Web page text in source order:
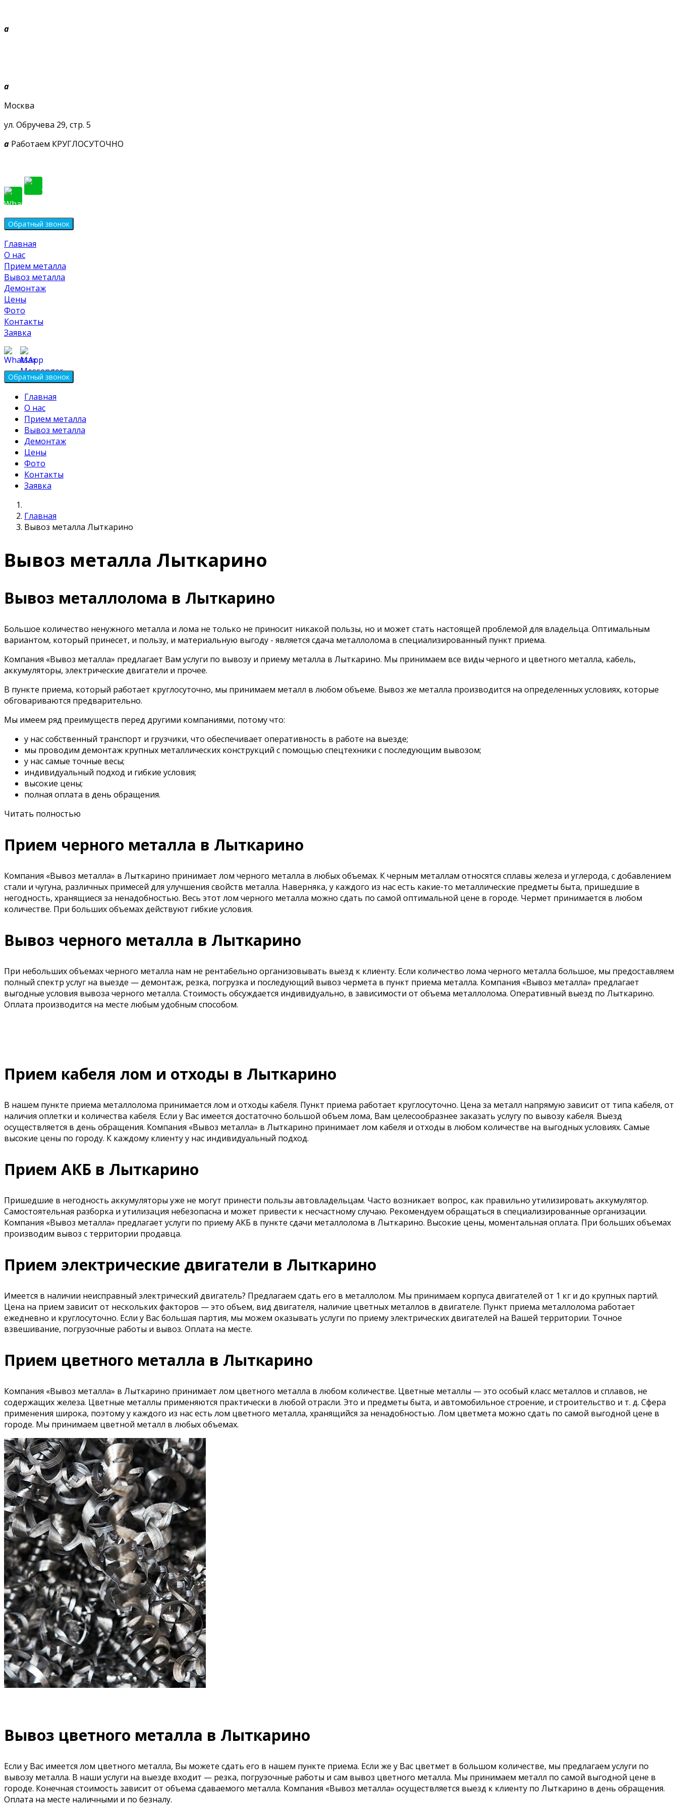
a
a
Москва
ул. Обручева 29, стр. 5
a Работаем КРУГЛОСУТОЧНО
Главная
О нас
Прием металла
Вывоз металла
Демонтаж
Цены
Фото
Контакты
Заявка
Главная
О нас
Прием металла
Вывоз металла
Демонтаж
Цены
Фото
Контакты
Заявка
Главная
Вывоз металла Лыткарино
Вывоз металла Лыткарино
Вывоз металлолома в Лыткарино
Большое количество ненужного металла и лома не только не приносит никакой пользы, но и может стать настоящей проблемой для владельца. Оптимальным
вариантом, который принесет, и пользу, и материальную выгоду - является сдача металлолома в специализированный пункт приема.
Компания «Вывоз металла» предлагает Вам услуги по вывозу и приему металла в Лыткарино. Мы принимаем все виды черного и цветного металла, кабель,
аккумуляторы, электрические двигатели и прочее.
В пункте приема, который работает круглосуточно, мы принимаем металл в любом объеме. Вывоз же металла производится на определенных условиях, которые
обговариваются предварительно.
Мы имеем ряд преимуществ перед другими компаниями, потому что:
у нас собственный транспорт и грузчики, что обеспечивает оперативность в работе на выезде;
мы проводим демонтаж крупных металлических конструкций с помощью спецтехники с последующим вывозом;
у нас самые точные весы;
индивидуальный подход и гибкие условия;
высокие цены;
полная оплата в день обращения.
Читать полностью
Прием черного металла в Лыткарино
Компания «Вывоз металла» в Лыткарино принимает лом черного металла в любых объемах. К черным металлам относятся сплавы железа и углерода, с добавлением
стали и чугуна, различных примесей для улучшения свойств металла. Наверняка, у каждого из нас есть какие-то металлические предметы быта, пришедшие в
негодность, хранящиеся за ненадобностью. Весь этот лом черного металла можно сдать по самой оптимальной цене в городе. Чермет принимается в любом
количестве. При больших объемах действуют гибкие условия.
Вывоз черного металла в Лыткарино
При небольших объемах черного металла нам не рентабельно организовывать выезд к клиенту. Если количество лома черного металла большое, мы предоставляем
полный спектр услуг на выезде — демонтаж, резка, погрузка и последующий вывоз чермета в пункт приема металла. Компания «Вывоз металла» предлагает
выгодные условия вывоза черного металла. Стоимость обсуждается индивидуально, в зависимости от объема металлолома. Оперативный выезд по Лыткарино.
Оплата производится на месте любым удобным способом.
Прием кабеля лом и отходы в Лыткарино
В нашем пункте приема металлолома принимается лом и отходы кабеля. Пункт приема работает круглосуточно. Цена за металл напрямую зависит от типа кабеля, от
наличия оплетки и количества кабеля. Если у Вас имеется достаточно большой объем лома, Вам целесообразнее заказать услугу по вывозу кабеля. Выезд
осуществляется в день обращения. Компания «Вывоз металла» в Лыткарино принимает лом кабеля и отходы в любом количестве на выгодных условиях. Самые
высокие цены по городу. К каждому клиенту у нас индивидуальный подход.
Прием АКБ в Лыткарино
Пришедшие в негодность аккумуляторы уже не могут принести пользы автовладельцам. Часто возникает вопрос, как правильно утилизировать аккумулятор.
Самостоятельная разборка и утилизация небезопасна и может привести к несчастному случаю. Рекомендуем обращаться в специализированные организации.
Компания «Вывоз металла» предлагает услуги по приему АКБ в пункте сдачи металлолома в Лыткарино. Высокие цены, моментальная оплата. При больших объемах
производим вывоз с территории продавца.
Прием электрические двигатели в Лыткарино
Имеется в наличии неисправный электрический двигатель? Предлагаем сдать его в металлолом. Мы принимаем корпуса двигателей от 1 кг и до крупных партий.
Цена на прием зависит от нескольких факторов — это объем, вид двигателя, наличие цветных металлов в двигателе. Пункт приема металлолома работает
ежедневно и круглосуточно. Если у Вас большая партия, мы можем оказывать услуги по приему электрических двигателей на Вашей территории. Точное
взвешивание, погрузочные работы и вывоз. Оплата на месте.
Прием цветного металла в Лыткарино
Компания «Вывоз металла» в Лыткарино принимает лом цветного металла в любом количестве. Цветные металлы — это особый класс металлов и сплавов, не
содержащих железа. Цветные металлы применяются практически в любой отрасли. Это и предметы быта, и автомобильное строение, и строительство и т. д. Сфера
применения широка, поэтому у каждого из нас есть лом цветного металла, хранящийся за ненадобностью. Лом цветмета можно сдать по самой выгодной цене в
городе. Мы принимаем цветной металл в любых объемах.
Вывоз цветного металла в Лыткарино
Если у Вас имеется лом цветного металла, Вы можете сдать его в нашем пункте приема. Если же у Вас цветмет в большом количестве, мы предлагаем услуги по
вывозу металла. В наши услуги на выезде входит — резка, погрузочные работы и сам вывоз цветного металла. Мы принимаем металл по самой выгодной цене в
городе. Конечная стоимость зависит от объема сдаваемого металла. Компания «Вывоз металла» осуществляется выезд к клиенту по Лыткарино в день обращения.
Оплата на месте наличными и по безналу.